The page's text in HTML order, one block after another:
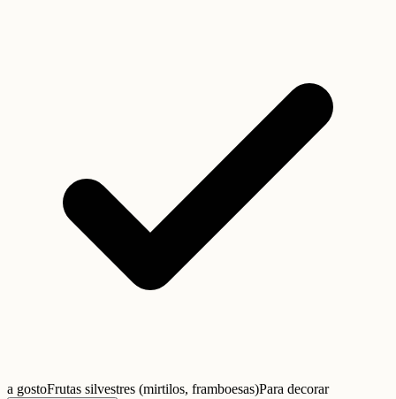
a gostoFrutas silvestres (mirtilos, framboesas)Para decorar